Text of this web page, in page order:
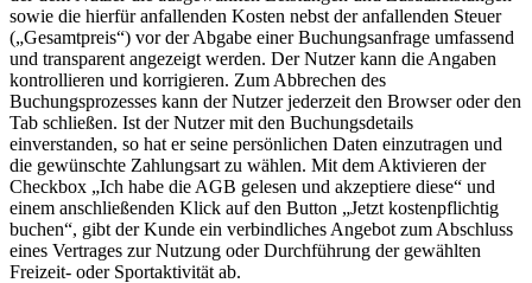
sowie die hierfür anfallenden Kosten nebst der anfallenden Steuer
(„Gesamtpreis“) vor der Abgabe einer Buchungsanfrage umfassend
und transparent angezeigt werden. Der Nutzer kann die Angaben
kontrollieren und korrigieren. Zum Abbrechen des
Buchungsprozesses kann der Nutzer jederzeit den Browser oder den
Tab schließen. Ist der Nutzer mit den Buchungsdetails
einverstanden, so hat er seine persönlichen Daten einzutragen und
die gewünschte Zahlungsart zu wählen. Mit dem Aktivieren der
Checkbox „Ich habe die AGB gelesen und akzeptiere diese“ und
einem anschließenden Klick auf den Button „Jetzt kostenpflichtig
buchen“, gibt der Kunde ein verbindliches Angebot zum Abschluss
eines Vertrages zur Nutzung oder Durchführung der gewählten
Freizeit- oder Sportaktivität ab.